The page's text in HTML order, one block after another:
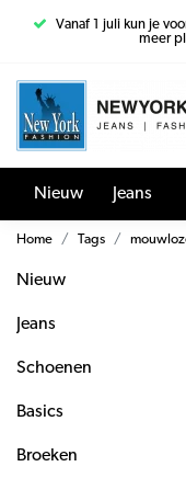
Vanaf 1 juli kun je
meer
Nieuw Jeans
Home Tags
Nieuw
Jeans
Schoenen
Basics
Broeken